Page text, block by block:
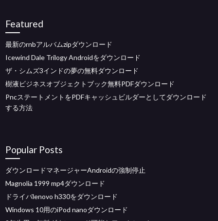
Featured
最新のrnbアルバムzipダウンロード
Icewind Dale Trilogy Androidをダウンロード
ザ・シムズ3インドの夢の無料ダウンロード
樹液ビジネスオブジェクトブック無料PDFダウンロード
PncステートメントをPDFキャッシュビルダーとしてダウンロード
する方法
Popular Posts
ダウンロードマネージャーAndroidの強制停止
Magnolia 1999 mp4ダウンロード
ドライバlenovo h330をダウンロード
Windows 10用のiPod nanoダウンロード